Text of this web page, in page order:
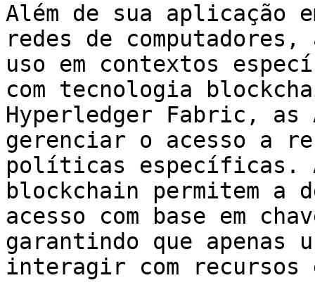
Além de sua aplicação
redes de computadores,
uso em contextos
com tecnologia
Hyperledger Fabric, as
gerenciar o acesso a
políticas específicas.
blockchain permitem a
acesso com base em
garantindo que apenas
interagir com